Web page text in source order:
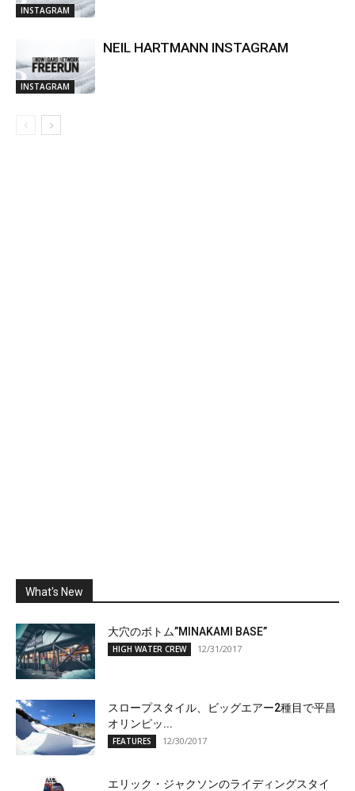
INSTAGRAM
INSTAGRAM
NEIL HARTMANN INSTAGRAM
What's New
大穴のボトム”MINAKAMI BASE”
HIGH WATER CREW 12/31/2017
スロープスタイル、ビッグエアー2種目で平昌
オリンピッ...
FEATURES 12/30/2017
エリック・ジャクソンのライディングスタイ